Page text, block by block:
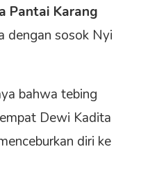
Pantai Karang
dengan sosok Nyi
bahwa tebing
Dewi Kadita
diri ke